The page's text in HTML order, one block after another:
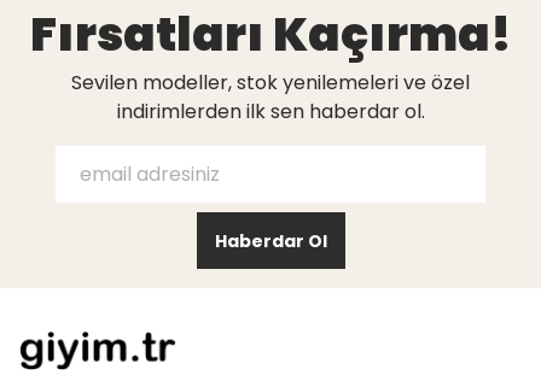
Fırsatları Kaçırma!
Sevilen modeller, stok yenilemeleri ve özel
indirimlerden ilk sen haberdar ol.
Haberdar Ol